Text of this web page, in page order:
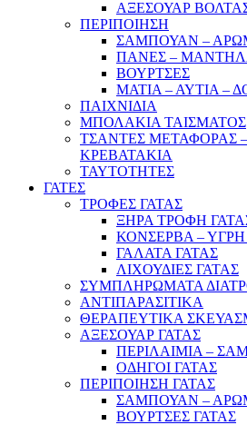
ΑΞΕΣΟΥΑΡ
ΠΕΡΙΠΟΙΗΣΗ
ΣΑΜΠΟΥΑΝ –
ΠΑΝΕΣ –
ΒΟΥΡΤΣΕΣ
ΜΑΤΙΑ – ΑΥΤΙΑ –
ΠΑΙΧΝΙΔΙΑ
ΜΠΟΛΑΚΙΑ ΤΑΙΣΜΑΤΟΣ
ΤΣΑΝΤΕΣ ΜΕΤΑΦΟΡΑΣ
ΚΡΕΒΑΤΑΚΙΑ
ΤΑΥΤΟΤΗΤΕΣ
ΓΑΤΕΣ
ΤΡΟΦΕΣ ΓΑΤΑΣ
ΞΗΡΑ ΤΡΟΦΗ
ΚΟΝΣΕΡΒΑ –
ΓΑΛΑΤΑ ΓΑΤΑΣ
ΛΙΧΟΥΔΙΕΣ ΓΑΤΑΣ
ΣΥΜΠΛΗΡΩΜΑΤΑ
ΑΝΤΙΠΑΡΑΣΙΤΙΚΑ
ΘΕΡΑΠΕΥΤΙΚΑ
ΑΞΕΣΟΥΑΡ ΓΑΤΑΣ
ΠΕΡΙΛΑΙΜΙΑ –
ΟΔΗΓΟΙ ΓΑΤΑΣ
ΠΕΡΙΠΟΙΗΣΗ ΓΑΤΑΣ
ΣΑΜΠΟΥΑΝ –
ΒΟΥΡΤΣΕΣ ΓΑΤΑΣ